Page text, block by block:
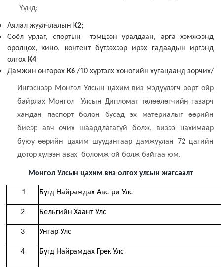
Үүнд:
Аялал жуулчлалын K2;
Соёл урлаг, спортын тэмцээн уралдаан, арга хэмжээнд
оролцох, кино, контент бүтээхээр ирэх гадаадын иргэнд
олгох К4;
Дамжин өнгөрөх К6 /10 хүртэлх хоногийн хугацаанд зорчих/
Ингэснээр Монгол Улсын цахим виз мэдүүлэгч өөрт ойр
байрлах Монгол Улсын Дипломат төлөөлөгчийн газарч
хандан паспорт болон бусад эх материалыг өөрийн
биеэр авч очих шаардлагагүй болж, визээ цахимаар
буюу өөрийн цахим шуудангаар дамжуулан 72 цагийн
дотор хүлээн авах боломжтой болж байгаа юм.
Монгол Улсын цахим виз олгох улсын жагсаалт
1 Бүгд Найрамдах Австри Улс
2 Бельгийн Хаант Улс
3 Унгар Улс
4 Бүгд Найрамдах Грек Улс